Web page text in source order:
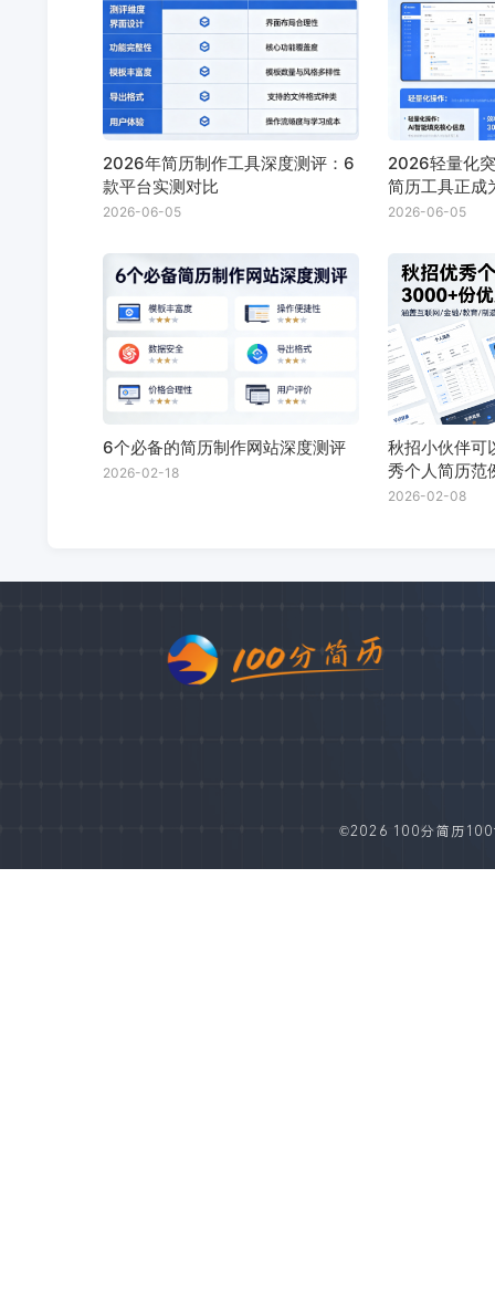
2026年简历制作工具深度测评：6
款平台实测对比
2026-06-05
2026轻量化
简历工具正成
配？
2026-06-05
6个必备的简历制作网站深度测评
2026-02-18
秋招小伙伴
秀个人简历范
2026-02-08
©2026 100分简历